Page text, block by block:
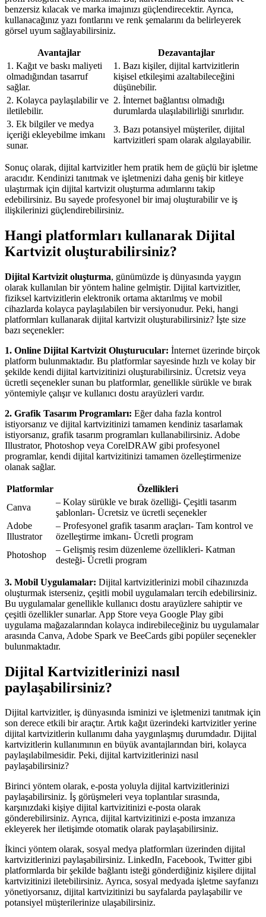
benzersiz kılacak ve marka imajınızı güçlendirecektir. Ayrıca,
kullanacağınız yazı fontlarını ve renk şemalarını da belirleyerek
görsel uyum sağlayabilirsiniz.
Avantajlar
Dezavantajlar
1. Kağıt ve baskı maliyeti
olmadığından tasarruf
sağlar.
1. Bazı kişiler, dijital kartvizitlerin
kişisel etkileşimi azaltabileceğini
düşünebilir.
2. Kolayca paylaşılabilir ve
iletilebilir.
2. İnternet bağlantısı olmadığı
durumlarda ulaşılabilirliği sınırlıdır.
3. Ek bilgiler ve medya
içeriği ekleyebilme imkanı
sunar.
3. Bazı potansiyel müşteriler, dijital
kartvizitleri spam olarak algılayabilir.
Sonuç olarak, dijital kartvizitler hem pratik hem de güçlü bir işletme
aracıdır. Kendinizi tanıtmak ve işletmenizi daha geniş bir kitleye
ulaştırmak için dijital kartvizit oluşturma adımlarını takip
edebilirsiniz. Bu sayede profesyonel bir imaj oluşturabilir ve iş
ilişkilerinizi güçlendirebilirsiniz.
Hangi platformları kullanarak Dijital
Kartvizit oluşturabilirsiniz?
Dijital Kartvizit oluşturma, günümüzde iş dünyasında yaygın
olarak kullanılan bir yöntem haline gelmiştir. Dijital kartvizitler,
fiziksel kartvizitlerin elektronik ortama aktarılmış ve mobil
cihazlarda kolayca paylaşılabilen bir versiyonudur. Peki, hangi
platformları kullanarak dijital kartvizit oluşturabilirsiniz? İşte size
bazı seçenekler:
1. Online Dijital Kartvizit Oluşturucular: İnternet üzerinde birçok
platform bulunmaktadır. Bu platformlar sayesinde hızlı ve kolay bir
şekilde kendi dijital kartvizitinizi oluşturabilirsiniz. Ücretsiz veya
ücretli seçenekler sunan bu platformlar, genellikle sürükle ve bırak
yöntemiyle çalışır ve kullanıcı dostu arayüzleri vardır.
2. Grafik Tasarım Programları: Eğer daha fazla kontrol
istiyorsanız ve dijital kartvizitinizi tamamen kendiniz tasarlamak
istiyorsanız, grafik tasarım programları kullanabilirsiniz. Adobe
Illustrator, Photoshop veya CorelDRAW gibi profesyonel
programlar, kendi dijital kartvizitinizi tamamen özelleştirmenize
olanak sağlar.
Platformlar
Özellikleri
Canva
– Kolay sürükle ve bırak özelliği- Çeşitli tasarım
şablonları- Ücretsiz ve ücretli seçenekler
Adobe
Illustrator
– Profesyonel grafik tasarım araçları- Tam kontrol ve
özelleştirme imkanı- Ücretli program
Photoshop
– Gelişmiş resim düzenleme özellikleri- Katman
desteği- Ücretli program
3. Mobil Uygulamalar: Dijital kartvizitlerinizi mobil cihazınızda
oluşturmak isterseniz, çeşitli mobil uygulamaları tercih edebilirsiniz.
Bu uygulamalar genellikle kullanıcı dostu arayüzlere sahiptir ve
çeşitli özellikler sunarlar. App Store veya Google Play gibi
uygulama mağazalarından kolayca indirebileceğiniz bu uygulamalar
arasında Canva, Adobe Spark ve BeeCards gibi popüler seçenekler
bulunmaktadır.
Dijital Kartvizitlerinizi nasıl
paylaşabilirsiniz?
Dijital kartvizitler, iş dünyasında isminizi ve işletmenizi tanıtmak için
son derece etkili bir araçtır. Artık kağıt üzerindeki kartvizitler yerine
dijital kartvizitlerin kullanımı daha yaygınlaşmış durumdadır. Dijital
kartvizitlerin kullanımının en büyük avantajlarından biri, kolayca
paylaşılabilmesidir. Peki, dijital kartvizitlerinizi nasıl
paylaşabilirsiniz?
Birinci yöntem olarak, e-posta yoluyla dijital kartvizitlerinizi
paylaşabilirsiniz. İş görüşmeleri veya toplantılar sırasında,
karşınızdaki kişiye dijital kartvizitinizi e-posta olarak
gönderebilirsiniz. Ayrıca, dijital kartvizitinizi e-posta imzanıza
ekleyerek her iletişimde otomatik olarak paylaşabilirsiniz.
İkinci yöntem olarak, sosyal medya platformları üzerinden dijital
kartvizitlerinizi paylaşabilirsiniz. LinkedIn, Facebook, Twitter gibi
platformlarda bir şekilde bağlantı isteği gönderdiğiniz kişilere dijital
kartvizitinizi iletebilirsiniz. Ayrıca, sosyal medyada işletme sayfanızı
yönetiyorsanız, dijital kartvizitinizi bu sayfalarda paylaşabilir ve
potansiyel müşterilerinize ulaşabilirsiniz.